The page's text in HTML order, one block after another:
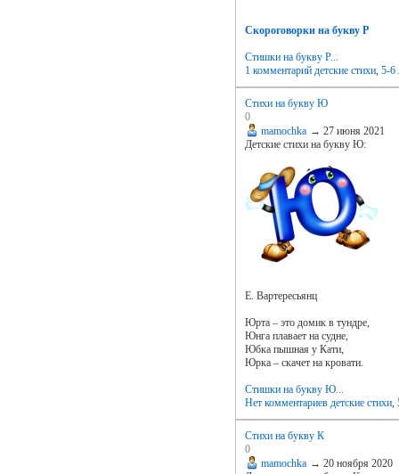
Скороговорки на букву Р
Стишки на букву Р...
1 комментарий детские стихи, 5-6
Стихи на букву Ю
0
mamochka → 27 июня 2021
Детские стихи на букву Ю:
Е. Вартересьянц
Юрта – это домик в тундре,
Юнга плавает на судне,
Юбка пышная у Кати,
Юрка – скачет на кровати.
Стишки на букву Ю...
Нет комментариев детские стихи,
Стихи на букву К
0
mamochka → 20 ноября 2020